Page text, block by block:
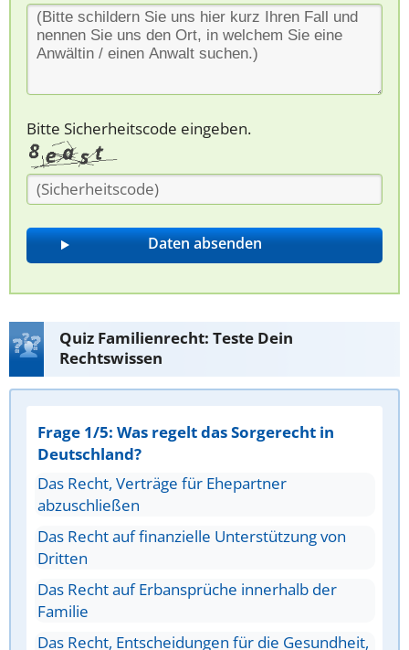
Bitte Sicherheitscode eingeben.
Quiz Familienrecht: Teste Dein
Rechtswissen
Frage 1/5: Was regelt das Sorgerecht in
Deutschland?
Das Recht, Verträge für Ehepartner
abzuschließen
Das Recht auf finanzielle Unterstützung von
Dritten
Das Recht auf Erbansprüche innerhalb der
Familie
Das Recht, Entscheidungen für die Gesundheit,